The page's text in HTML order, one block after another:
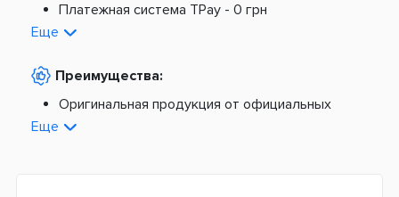
Платная доставка по Украине:
По тарифам Укрпочты
Платная доставка из Европы:
Новая почта -
Платежная система TPay - 0 грн
На расчетный счет -
Еще
Преимущества:
Оригинальная продукция от официальных
поставщиков
Еще